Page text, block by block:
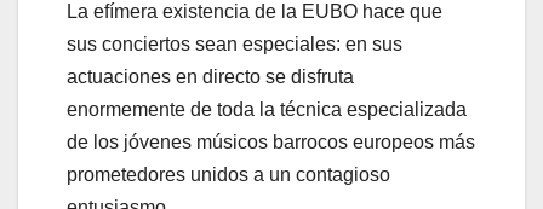
La efímera existencia de la EUBO hace que
sus conciertos sean especiales: en sus
actuaciones en directo se disfruta
enormemente de toda la técnica especializada
de los jóvenes músicos barrocos europeos más
prometedores unidos a un contagioso